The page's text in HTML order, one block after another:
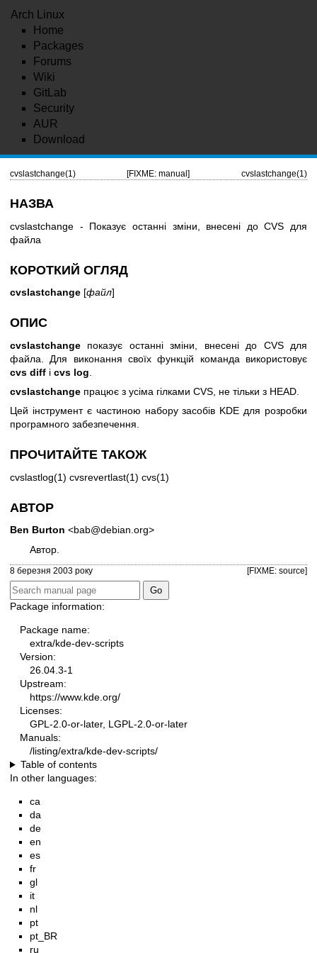
Arch Linux
Home
Packages
Forums
Wiki
GitLab
Security
AUR
Download
cvslastchange(1) [FIXME: manual] cvslastchange(1)
НАЗВА
cvslastchange - Показує останні зміни, внесені до CVS для
файла
КОРОТКИЙ ОГЛЯД
cvslastchange [файл]
ОПИС
cvslastchange показує останні зміни, внесені до CVS для
файла. Для виконання своїх функцій команда використовує
cvs diff і cvs log
cvslastchange працює з усіма гілками CVS, не тільки з HEAD.
Цей інструмент є частиною набору засобів KDE для розробки
програмного забезпечення.
ПРОЧИТАЙТЕ ТАКОЖ
cvslastlog(1) cvsrevertlast(1) cvs(1)
АВТОР
Ben Burton <bab@debian.org>
Автор.
8 березня 2003 року [FIXME: source]
Package information:
Package name:
extra/kde-dev-scripts
Version:
26.04.3-1
Upstream:
https://www.kde.org/
Licenses:
GPL-2.0-or-later, LGPL-2.0-or-later
Manuals:
/listing/extra/kde-dev-scripts/
Table of contents
In other languages:
ca
da
de
en
es
fr
gl
it
nl
pt
pt_BR
ru